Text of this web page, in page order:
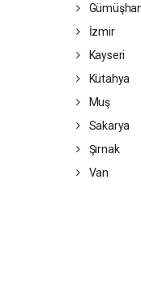
İzmir
Kayseri
Kütahya
Muş
Sakarya
Şırnak
Van